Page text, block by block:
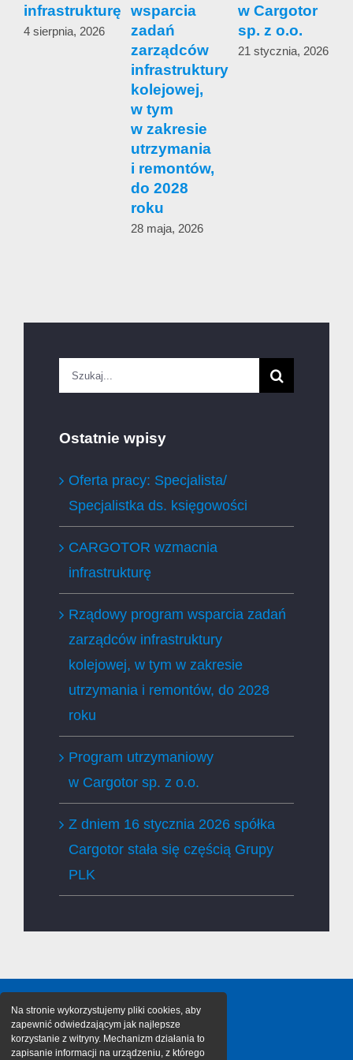
infrastrukturę
4 sierpnia, 2026
wsparcia
zadań
zarządców
infrastruktury
kolejowej,
w tym
w zakresie
utrzymania
i remontów,
do 2028
roku
28 maja, 2026
w Cargotor
sp. z o.o.
21 stycznia, 2026
Szukaj
Ostatnie wpisy
Oferta pracy: Specjalista/
Specjalistka ds. księgowości
CARGOTOR wzmacnia
infrastrukturę
Rządowy program wsparcia zadań
zarządców infrastruktury
kolejowej, w tym w zakresie
utrzymania i remontów, do 2028
roku
Program utrzymaniowy
w Cargotor sp. z o.o.
Z dniem 16 stycznia 2026 spółka
Cargotor stała się częścią Grupy
PLK
Na stronie wykorzystujemy pliki cookies, aby
zapewnić odwiedzającym jak najlepsze
korzystanie z witryny. Mechanizm działania to
zapisanie informacji na urządzeniu, z którego